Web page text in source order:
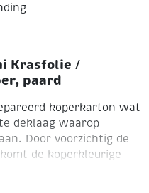
Krasfolie /
paard
koperkarton wat
deklaag waarop
Door voorzichtig de
de koperkleurige